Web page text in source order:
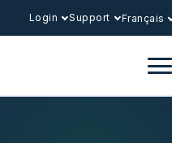
Login Support Français